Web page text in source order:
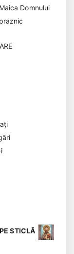
Domnului
STICLĂ